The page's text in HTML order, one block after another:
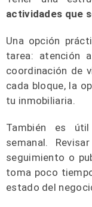
actividades que
Una opción
tarea: atención
coordinación de
cada bloque, la
tu inmobiliaria.
También es
semanal.
seguimiento o
toma poco
estado del